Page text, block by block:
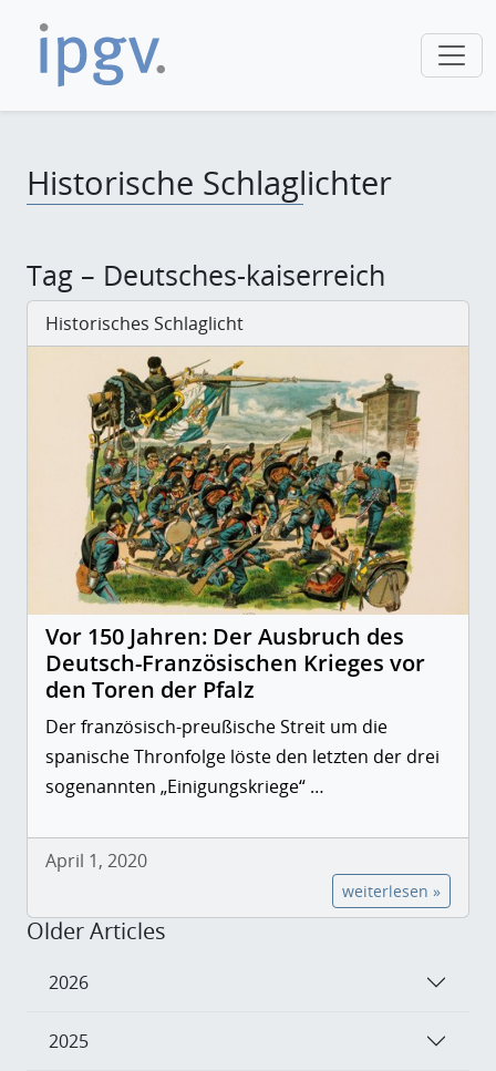
Historische Schlaglichter
Tag – Deutsches-kaiserreich
Historisches Schlaglicht
Vor 150 Jahren: Der Ausbruch des
Deutsch-Französischen Krieges vor
den Toren der Pfalz
Der französisch-preußische Streit um die
spanische Thronfolge löste den letzten der drei
sogenannten „Einigungskriege“ …
April 1, 2020
weiterlesen »
Older Articles
2026
2025